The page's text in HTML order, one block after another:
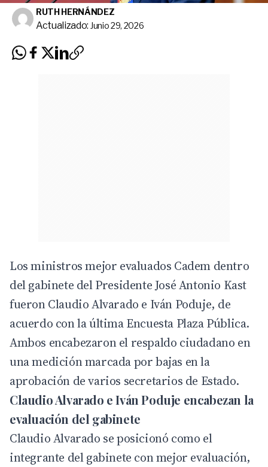
RUTH HERNÁNDEZ
Actualizado: Junio 29, 2026
Los ministros mejor evaluados Cadem dentro
del gabinete del Presidente José Antonio Kast
fueron Claudio Alvarado e Iván Poduje, de
acuerdo con la última Encuesta Plaza Pública.
Ambos encabezaron el respaldo ciudadano en
una medición marcada por bajas en la
aprobación de varios secretarios de Estado.
Claudio Alvarado e Iván Poduje encabezan la
evaluación del gabinete
Claudio Alvarado se posicionó como el
integrante del gabinete con mejor evaluación,